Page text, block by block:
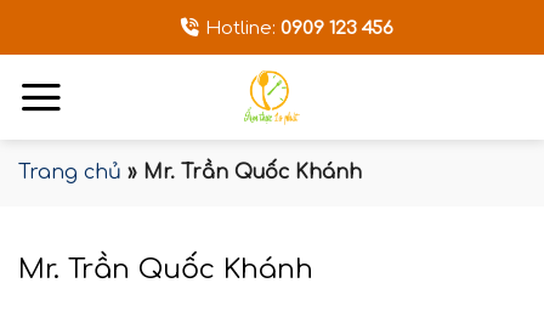
dung
Hotline: 0909 123 456
Trang chủ » Mr. Trần Quốc Khánh
Mr. Trần Quốc Khánh